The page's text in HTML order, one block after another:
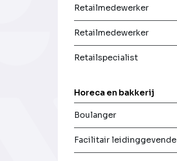
Retailmedewerker
Retailmedewerker
Retailspecialist
Horeca en bakkerij
Boulanger
Facilitair leidinggevende